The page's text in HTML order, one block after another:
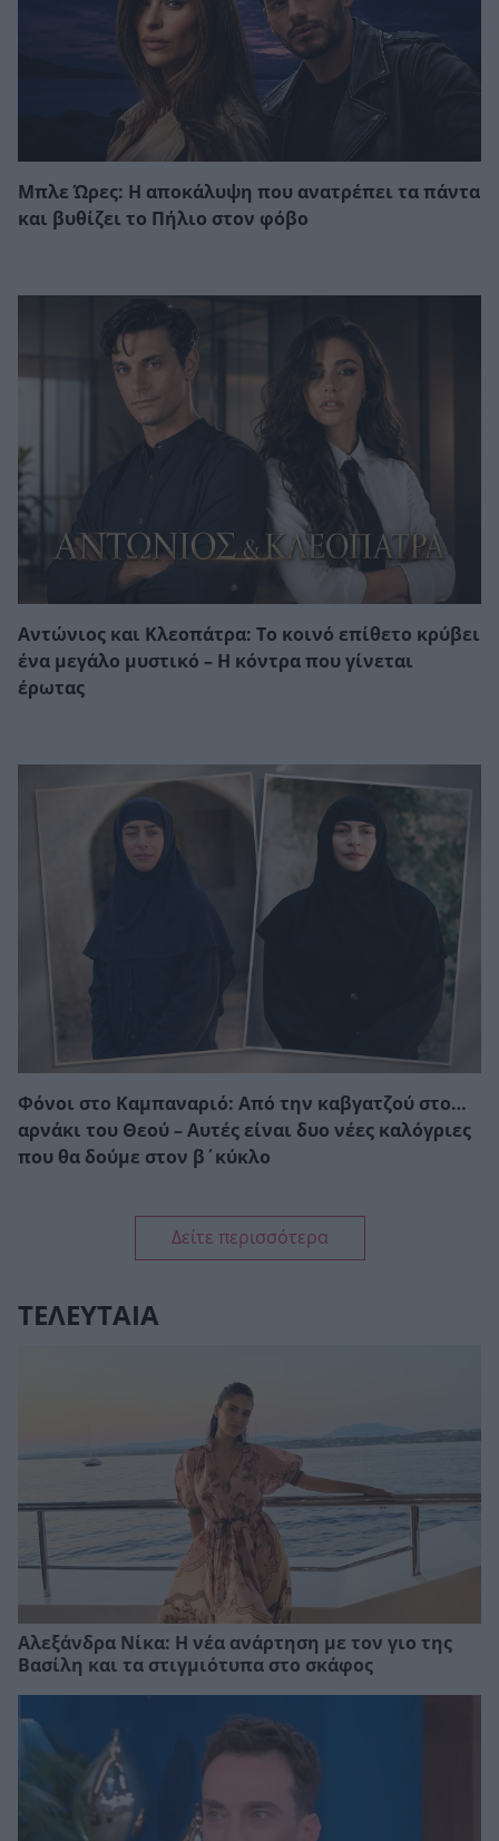
Μπλε Ώρες: Η αποκάλυψη που ανατρέπει τα πάντα
και βυθίζει το Πήλιο στον φόβο
Αντώνιος και Κλεοπάτρα: Το κοινό επίθετο κρύβει
ένα μεγάλο μυστικό – Η κόντρα που γίνεται
έρωτας
Φόνοι στο Καμπαναριό: Από την καβγατζού στο…
αρνάκι του Θεού – Αυτές είναι δυο νέες καλόγριες
που θα δούμε στον β΄κύκλο
Δείτε περισσότερα
ΤΕΛΕΥΤΑΙΑ
Αλεξάνδρα Νίκα: Η νέα ανάρτηση με τον γιο της
Βασίλη και τα στιγμιότυπα στο σκάφος